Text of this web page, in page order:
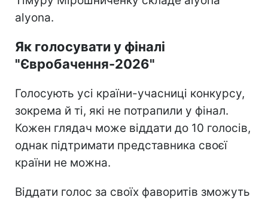
alyona.
Як голосувати у фіналі
"Євробачення-2026"
Голосують усі країни-учасниці конкурсу,
зокрема й ті, які не потрапили у фінал.
Кожен глядач може віддати до 10 голосів,
однак підтримати представника своєї
країни не можна.
Віддати голос за своїх фаворитів зможуть